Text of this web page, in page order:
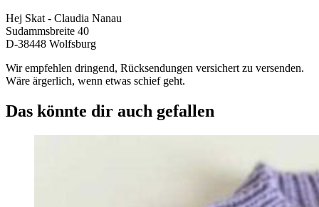
Hej Skat - Claudia Nanau
Sudammsbreite 40
D-38448 Wolfsburg
Wir empfehlen dringend, Rücksendungen versichert zu versenden.
Wäre ärgerlich, wenn etwas schief geht.
Das könnte dir auch gefallen